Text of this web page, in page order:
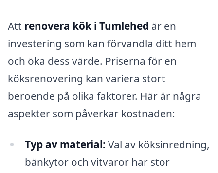
Att renovera kök i Tumlehed är en
investering som kan förvandla ditt hem
och öka dess värde. Priserna för en
köksrenovering kan variera stort
beroende på olika faktorer. Här är några
aspekter som påverkar kostnaden:
Typ av material: Val av köksinredning,
bänkytor och vitvaror har stor